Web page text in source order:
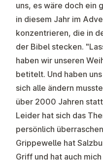
uns, es wäre doch ein
in diesem Jahr im
konzentrieren, die in
der Bibel stecken.
haben wir unseren
betitelt. Und haben
sich alle ändern
über 2000 Jahren
Leider hat sich das
persönlich
Grippewelle hat
Griff und hat auch